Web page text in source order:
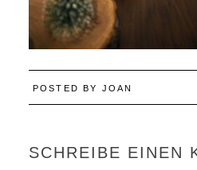
POSTED BY JOAN
SCHREIBE EINEN